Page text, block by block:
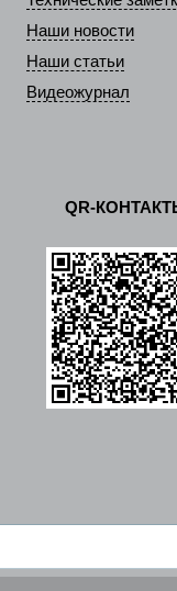
Наши новости
Наши статьи
Видеожурнал
QR-